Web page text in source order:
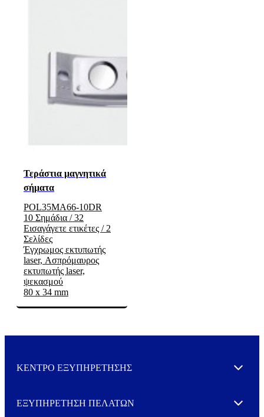
Τεράστια μαγνητικά
σήματα
POL35MA66-10DR
10 Σημάδια / 32
Εισαγάγετε ετικέτες / 2
Σελίδες
Έγχρωμος εκτυπωτής
laser, Ασπρόμαυρος
εκτυπωτής laser,
ψεκασμού
80 x 34 mm
ΚΕΝΤΡΟ ΕΞΥΠΗΡΕΤΗΣΗΣ Expand
ΕΞΥΠΗΡΕΤΗΣΗ ΠΕΛΑΤΩΝ Expand